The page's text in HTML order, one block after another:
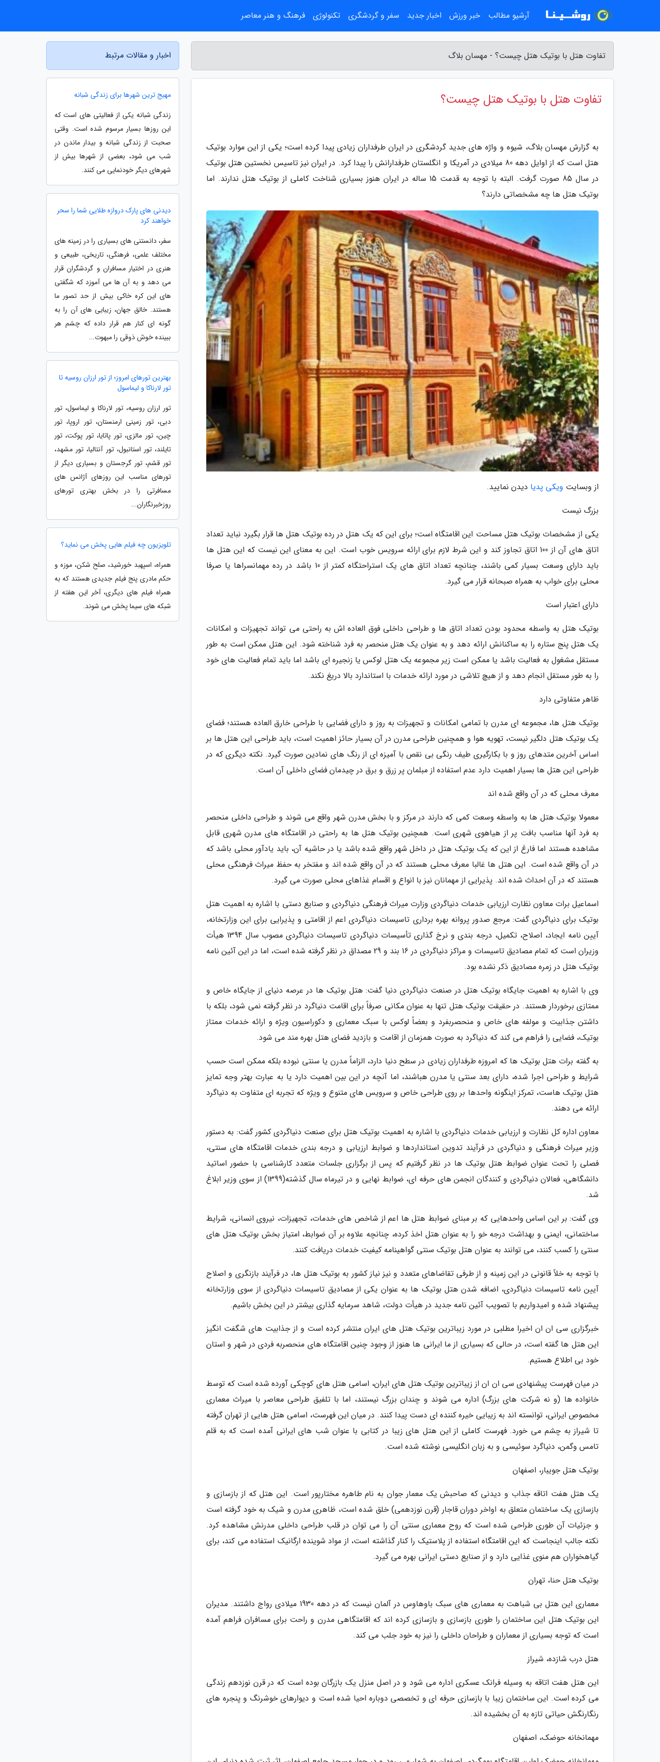
تفاوت هتل با بوتیک هتل چیست؟ - مهسان بلاگ
تفاوت هتل با بوتیک هتل چیست؟
به گزارش مهسان بلاگ، شیوه و واژه های جدید گردشگری در ایران طرفداران زیادی پیدا کرده است؛ یکی از این موارد بوتیک
هتل است که از اوایل دهه 80 میلادی در آمریکا و انگلستان طرفدارانش را پیدا کرد. در ایران نیز تاسیس نخستین هتل بوتیک
در سال 85 صورت گرفت. البته با توجه به قدمت 15 ساله در ایران هنوز بسیاری شناخت کاملی از بوتیک هتل ندارند. اما
بوتیک هتل ها چه مشخصاتی دارند؟
از وبسایت ویکی پدیا دیدن نمایید.
بزرگ نیست
یکی از مشخصات بوتیک هتل مساحت این اقامتگاه است؛ برای این که یک هتل در رده بوتیک هتل ها قرار بگیرد نباید تعداد
اتاق های آن از 100 اتاق تجاوز کند و این شرط لازم برای ارائه سرویس خوب است. این به معنای این نیست که این هتل ها
باید دارای وسعت بسیار کمی باشند، چنانچه تعداد اتاق های یک استراحتگاه کمتر از 10 باشد در رده مهمانسراها یا صرفا
محلی برای خواب به همراه صبحانه قرار می گیرد.
دارای اعتبار است
بوتیک هتل به واسطه محدود بودن تعداد اتاق ها و طراحی داخلی فوق العاده اش به راحتی می تواند تجهیزات و امکانات
یک هتل پنج ستاره را به ساکنانش ارائه دهد و به عنوان یک هتل منحصر به فرد شناخته شود. این هتل ممکن است به طور
مستقل مشغول به فعالیت باشد یا ممکن است زیر مجموعه یک هتل لوکس یا زنجیره ای باشد اما باید تمام فعالیت های خود
را به طور مستقل انجام دهد و از هیچ تلاشی در مورد ارائه خدمات با استاندارد بالا دریغ نکند.
ظاهر متفاوتی دارد
بوتیک هتل ها، مجموعه ای مدرن با تمامی امکانات و تجهیزات به روز و دارای فضایی با طراحی خارق العاده هستند؛ فضای
یک بوتیک هتل دلگیر نیست، تهویه هوا و همچنین طراحی مدرن در آن بسیار حائز اهمیت است، باید طراحی این هتل ها بر
اساس آخرین متدهای روز و با بکارگیری طیف رنگی بی نقص با آمیزه ای از رنگ های نمادین صورت گیرد. نکته دیگری که در
طراحی این هتل ها بسیار اهمیت دارد عدم استفاده از مبلمان پر زرق و برق در چیدمان فضای داخلی آن است.
معرف محلی که در آن واقع شده اند
معمولا بوتیک هتل ها به واسطه وسعت کمی که دارند در مرکز و با بخش مدرن شهر واقع می شوند و طراحی داخلی منحصر
به فرد آنها مناسب بافت پر از هیاهوی شهری است. همچنین بوتیک هتل ها به راحتی در اقامتگاه های مدرن شهری قابل
مشاهده هستند اما فارغ از این که یک بوتیک هتل در داخل شهر واقع شده باشد یا در حاشیه آن، باید یادآور محلی باشد که
در آن واقع شده است. این هتل ها غالبا معرف محلی هستند که در آن واقع شده اند و مفتخر به حفظ میراث فرهنگی محلی
هستند که در آن احداث شده اند. پذیرایی از مهمانان نیز با انواع و اقسام غذاهای محلی صورت می گیرد.
اسماعیل برات معاون نظارت ارزیابی خدمات دنیاگردی وزارت میراث فرهنگی دنیاگردی و صنایع دستی با اشاره به اهمیت هتل
بوتیک برای دنیاگردی گفت: مرجع صدور پروانه بهره برداری تاسیسات دنیاگردی اعم از اقامتی و پذیرایی برای این وزارتخانه،
آیین نامه ایجاد، اصلاح، تکمیل، درجه بندی و نرخ گذاری تأسیسات دنیاگردی تاسیسات دنیاگردی مصوب سال 1394 هیأت
وزیران است که تمام مصادیق تاسیسات و مراکز دنیاگردی در 16 بند و 29 مصداق در نظر گرفته شده است، اما در این آئین نامه
بوتیک هتل در زمره مصادیق ذکر نشده بود.
وی با اشاره به اهمیت جایگاه بوتیک هتل در صنعت دنیاگردی دنیا گفت: هتل بوتیک ها در عرصه دنیای از جایگاه خاص و
ممتازی برخوردار هستند. در حقیقت بوتیک هتل تنها به عنوان مکانی صرفاً برای اقامت دنیاگرد در نظر گرفته نمی شود، بلکه با
داشتن جذابیت و مولفه های خاص و منحصربفرد و بعضاً لوکس با سبک معماری و دکوراسیون ویژه و ارائه خدمات ممتاز
بوتیک، فضایی را فراهم می کند که دنیاگرد به صورت همزمان از اقامت و بازدید فضای هتل بهره مند می شود.
به گفته برات هتل بوتیک ها که امروزه طرفداران زیادی در سطح دنیا دارد، الزاماً مدرن یا سنتی نبوده بلکه ممکن است حسب
شرایط و طراحی اجرا شده، دارای بعد سنتی یا مدرن هباشند، اما آنچه در این بین اهمیت دارد یا به عبارت بهتر وجه تمایز
هتل بوتیک هاست، تمرکز اینگونه واحدها بر روی طراحی خاص و سرویس های متنوع و ویژه که تجربه ای متفاوت به دنیاگرد
ارائه می دهند.
معاون اداره کل نظارت و ارزیابی خدمات دنیاگردی با اشاره به اهمیت بوتیک هتل برای صنعت دنیاگردی کشور گفت: به دستور
وزیر میراث فرهنگی و دنیاگردی در فرآیند تدوین استانداردها و ضوابط ارزیابی و درجه بندی خدمات اقامتگاه های سنتی،
فصلی را تحت عنوان ضوابط هتل بوتیک ها در نظر گرفتیم که پس از برگزاری جلسات متعدد کارشناسی با حضور اساتید
دانشگاهی، فعالان دنیاگردی و کنندگان انجمن های حرفه ای، ضوابط نهایی و در تیرماه سال گذشته(1399) از سوی وزیر ابلاغ
شد.
وی گفت: بر این اساس واحدهایی که بر مبنای ضوابط هتل ها اعم از شاخص های خدمات، تجهیزات، نیروی انسانی، شرایط
ساختمانی، ایمنی و بهداشت درجه خو را به عنوان هتل اخذ کرده، چنانچه علاوه بر آن ضوابط، امتیاز بخش بوتیک هتل های
سنتی را کسب کنند، می توانند به عنوان هتل بوتیک سنتی گواهینامه کیفیت خدمات دریافت کنند.
با توجه به خلاً قانونی در این زمینه و از طرفی تقاضاهای متعدد و نیز نیاز کشور به بوتیک هتل ها، در فرآیند بازنگری و اصلاح
آیین نامه تاسیسات دنیاگردی، اضافه شدن هتل بوتیک ها به عنوان یکی از مصادیق تاسیسات دنیاگردی از سوی وزارتخانه
پیشنهاد شده و امیدواریم با تصویب آئین نامه جدید در هیأت دولت، شاهد سرمایه گذاری بیشتر در این بخش باشیم.
خبرگزاری سی ان ان اخیرا مطلبی در مورد زیباترین بوتیک هتل های ایران منتشر کرده است و از جذابیت های شگفت انگیز
این هتل ها گفته است، در حالی که بسیاری از ما ایرانی ها هنوز از وجود چنین اقامتگاه های منحصربه فردی در شهر و استان
خود بی اطلاع هستیم.
در میان فهرست پیشنهادی سی ان ان از زیباترین بوتیک هتل های ایران، اسامی هتل های کوچکی آورده شده است که توسط
خانواده ها (و نه شرکت های بزرگ) اداره می شوند و چندان بزرگ نیستند، اما با تلفیق طراحی معاصر با میراث معماری
مخصوصِ ایرانی، توانسته اند به زیبایی خیره کننده ای دست پیدا کنند. در میان این فهرست، اسامی هتل هایی از تهران گرفته
تا شیراز به چشم می خورد. فهرست کاملی از این هتل های زیبا در کتابی با عنوان شب های ایرانی آمده است که به قلم
تامس وگمن، دنیاگرد سوئیسی و به زبان انگلیسی نوشته شده است.
بوتیک هتل جویبار، اصفهان
یک هتل هفت اتاقه جذاب و دیدنی که صاحبش یک معمار جوان به نام طاهره مختارپور است. این هتل که از بازسازی و
بازسازی یک ساختمان متعلق به اواخر دوران قاجار (قرن نوزدهمی) خلق شده است، ظاهری مدرن و شیک به خود گرفته است
و جزئیات آن طوری طراحی شده است که روح معماری سنتی آن را می توان در قلب طراحی داخلی مدرنش مشاهده کرد.
نکته جالب اینجاست که این اقامتگاه استفاده از پلاستیک را کنار گذاشته است، از مواد شوینده ارگانیک استفاده می کند، برای
گیاهخواران هم منوی غذایی دارد و از صنایع دستی ایرانی بهره می گیرد.
بوتیک هتل حنا، تهران
معماری این هتل بی شباهت به معماری های سبک باوهاوس در آلمان نیست که در دهه 1930 میلادی رواج داشتند. مدیران
این بوتیک هتل این ساختمان را طوری بازسازی و بازسازی کرده اند که اقامتگاهی مدرن و راحت برای مسافران فراهم آمده
است که توجه بسیاری از معماران و طراحان داخلی را نیز به خود جلب می کند.
هتل درب شازده، شیراز
این هتل هفت اتاقه به وسیله فرانک عسکری اداره می شود و در اصل منزل یک بازرگان بوده است که در قرن نوزدهم زندگی
می کرده است. این ساختمان زیبا با بازسازی حرفه ای و تخصصی دوباره احیا شده است و دیوارهای خوشرنگ و پنجره های
رنگارنگش حیاتی تازه به آن بخشیده اند.
مهمانخانه حوضک، اصفهان
اخبار و مقالات مرتبط
مهیج ترین شهرها برای زندگی شبانه
زندگی شبانه یکی از فعالیتی های است که
این روزها بسیار مرسوم شده است. وقتی
صحبت از زندگی شبانه و بیدار ماندن در
شب می شود، بعضی از شهرها بیش از
شهرهای دیگر خودنمایی می کنند.
دیدنی های پارک دروازه طلایی شما را سحر
خواهند کرد
سفر، دانستنی های بسیاری را در زمینه های
مختلف علمی، فرهنگی، تاریخی، طبیعی و
هنری در اختیار مسافران و گردشگران قرار
می دهد و به آن ها می آموزد که شگفتی
های این کره خاکی بیش از حد تصور ما
هستند. خالق جهان، زیبایی های آن را به
گونه ای کنار هم قرار داده که چشم هر
ببینده خوش ذوقی را مبهوت...
بهترین تورهای امروز؛ از تور ارزان روسیه تا
تور لارناکا و لیماسول
تور ارزان روسیه، تور لارناکا و لیماسول، تور
دبی، تور زمینی ارمنستان، تور اروپا، تور
چین، تور مالزی، تور پاتایا، تور پوکت، تور
تایلند، تور استانبول، تور آنتالیا، تور مشهد،
تور قشم، تور گرجستان و بسیاری دیگر از
تورهای مناسب این روزهای آژانس های
مسافرتی را در بخش بهتری تورهای
روزخبرنگاران...
تلویزیون چه فیلم هایی پخش می نماید؟
همراه، اسپهبد خورشید، صلح شکن، موزه و
حکم مادری پنج فیلم جدیدی هستند که به
همراه فیلم های دیگری، آخر این هفته از
شبکه های سیما پخش می شوند.
آرشیو مطالب خبر ورزش اخبار جدید سفر و گردشگری تکنولوژی فرهنگ و هنر معاصر